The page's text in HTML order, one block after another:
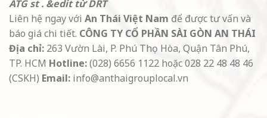
ATG st . &edit từ DRT
Liên hệ ngay với An Thái Việt Nam để được tư vấn và
báo giá chi tiết. CÔNG TY CỔ PHẦN SÀI GÒN AN THÁI
Địa chỉ: 263 Vườn Lài, P. Phú Thọ Hòa, Quận Tân Phú,
TP. HCM Hotline:(028) 6656 1122 hoặc 028 22 48 48 46
(CSKH) Email: info@anthaigrouplocal.vn